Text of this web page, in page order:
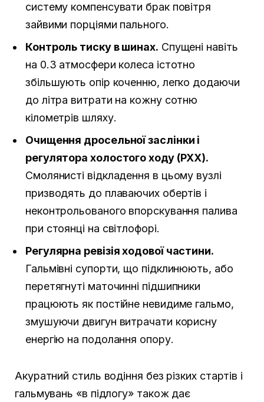
систему компенсувати брак повітря
зайвими порціями пального.
Контроль тиску в шинах. Спущені навіть
на 0.3 атмосфери колеса істотно
збільшують опір коченню, легко додаючи
до літра витрати на кожну сотню
кілометрів шляху.
Очищення дросельної заслінки і
регулятора холостого ходу (РХХ).
Смолянисті відкладення в цьому вузлі
призводять до плаваючих обертів і
неконтрольованого впорскування палива
при стоянці на світлофорі.
Регулярна ревізія ходової частини.
Гальмівні супорти, що підклинюють, або
перетягнуті маточинні підшипники
працюють як постійне невидиме гальмо,
змушуючи двигун витрачати корисну
енергію на подолання опору.
Акуратний стиль водіння без різких стартів і
гальмувань «в підлогу» також дає